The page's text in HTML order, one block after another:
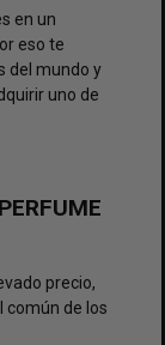
en un
eso te
del mundo y
uno de
precio,
común de los